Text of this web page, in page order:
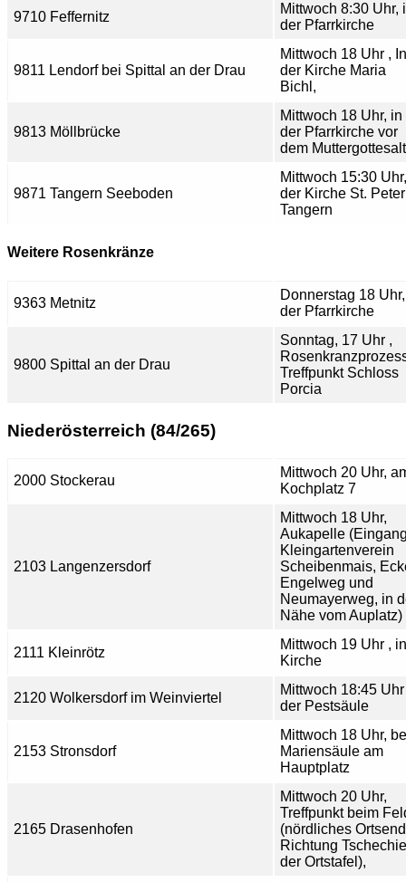
9710 Feffernitz
Mittwoch 8:30 Uhr,
der Pfarrkirche
9811 Lendorf bei Spittal an der Drau
Mittwoch 18 Uhr , In
der Kirche Maria
Bichl,
9813 Möllbrücke
Mittwoch 18 Uhr, in
der Pfarrkirche vor
dem
9871 Tangern Seeboden
Mittwoch 15:30
der Kirche St.
Tangern
Weitere Rosenkränze
9363 Metnitz
Donnerstag 18
der Pfarrkirche
9800 Spittal an der Drau
Sonntag, 17 Uhr ,
Treffpunkt Schloss
Porcia
Niederösterreich (84/265)
2000 Stockerau
Mittwoch 20 Uhr,
Kochplatz 7
2103 Langenzersdorf
Mittwoch 18 Uhr,
Aukapelle
Kleingartenverein
Scheibenmais,
Engelweg und
Neumayerweg, in
Nähe vom Auplatz)
2111 Kleinrötz
Mittwoch 19 Uhr ,
Kirche
2120 Wolkersdorf im Weinviertel
Mittwoch 18:45
der Pestsäule
2153 Stronsdorf
Mittwoch 18 Uhr,
Mariensäule am
Hauptplatz
2165 Drasenhofen
Mittwoch 20 Uhr,
Treffpunkt beim
(nördliches
Richtung
der Ortstafel),